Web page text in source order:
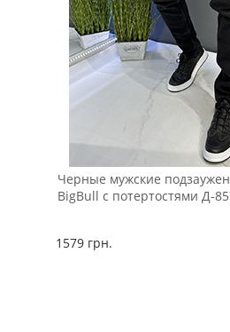
Черные мужские
BigBull с потертостями Д-
1579 грн.